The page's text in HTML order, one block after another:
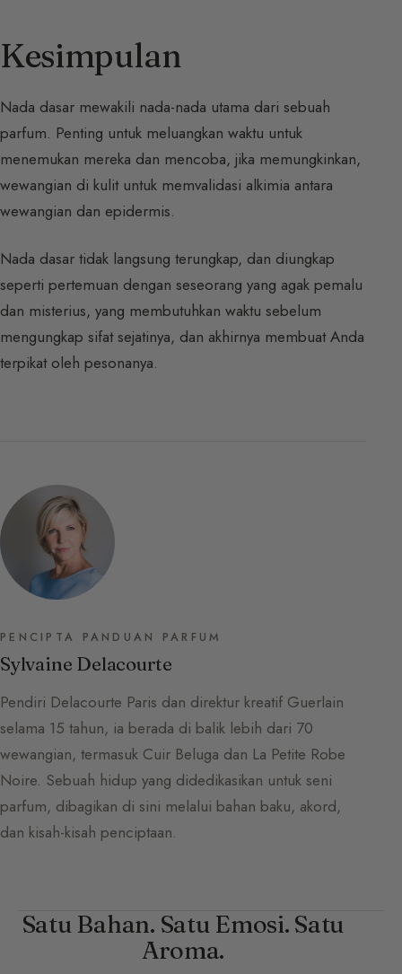
Kesimpulan
Nada dasar mewakili nada-nada utama dari sebuah
parfum. Penting untuk meluangkan waktu untuk
menemukan mereka dan mencoba, jika memungkinkan,
wewangian di kulit untuk memvalidasi alkimia antara
wewangian dan epidermis.
Nada dasar tidak langsung terungkap, dan diungkap
seperti pertemuan dengan seseorang yang agak pemalu
dan misterius, yang membutuhkan waktu sebelum
mengungkap sifat sejatinya, dan akhirnya membuat Anda
terpikat oleh pesonanya.
PENCIPTA PANDUAN PARFUM
Sylvaine Delacourte
Pendiri Delacourte Paris dan direktur kreatif Guerlain
selama 15 tahun, ia berada di balik lebih dari 70
wewangian, termasuk Cuir Beluga dan La Petite Robe
Noire. Sebuah hidup yang didedikasikan untuk seni
parfum, dibagikan di sini melalui bahan baku, akord,
dan kisah-kisah penciptaan.
Satu Bahan. Satu Emosi. Satu
Aroma.